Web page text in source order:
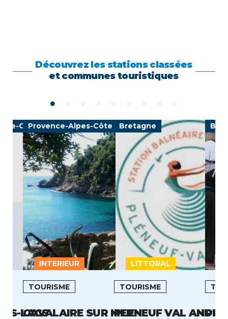
Découvrez les stations classées
et communes touristiques
Comté
INTERIEUR
LACS
Provence-Alpes-Côte d'Azur
LITTORAL
TOURISME
CAVALAIRE SUR MER
Bretagne
TOURISME
PLENEUF VAL ANDRE